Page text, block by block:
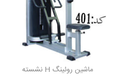
ماشین روئینگ H نشسته